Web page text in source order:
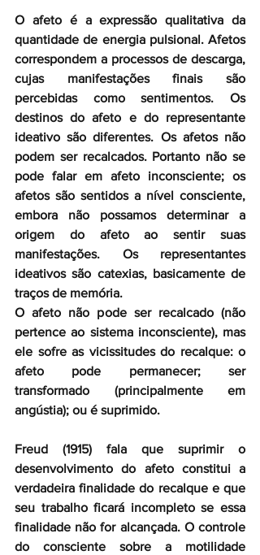
O afeto é a expressão qualitativa da
quantidade de energia pulsional. Afetos
correspondem a processos de descarga,
cujas manifestações finais são
percebidas como sentimentos. Os
destinos do afeto e do representante
ideativo são diferentes. Os afetos não
podem ser recalcados. Portanto não se
pode falar em afeto inconsciente; os
afetos são sentidos a nível consciente,
embora não possamos determinar a
origem do afeto ao sentir suas
manifestações. Os representantes
ideativos são catexias, basicamente de
traços de memória.
O afeto não pode ser recalcado (não
pertence ao sistema inconsciente), mas
ele sofre as vicissitudes do recalque: o
afeto pode permanecer; ser
transformado (principalmente em
angústia); ou é suprimido.
Freud (1915) fala que suprimir o
desenvolvimento do afeto constitui a
verdadeira finalidade do recalque e que
seu trabalho ficará incompleto se essa
finalidade não for alcançada. O controle
do consciente sobre a motilidade